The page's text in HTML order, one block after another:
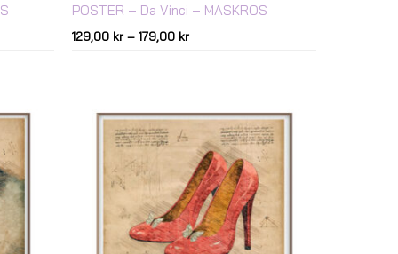
POSTER – Da Vinci – MASKROS
129,00 kr – 179,00 kr
till
179,00 kr